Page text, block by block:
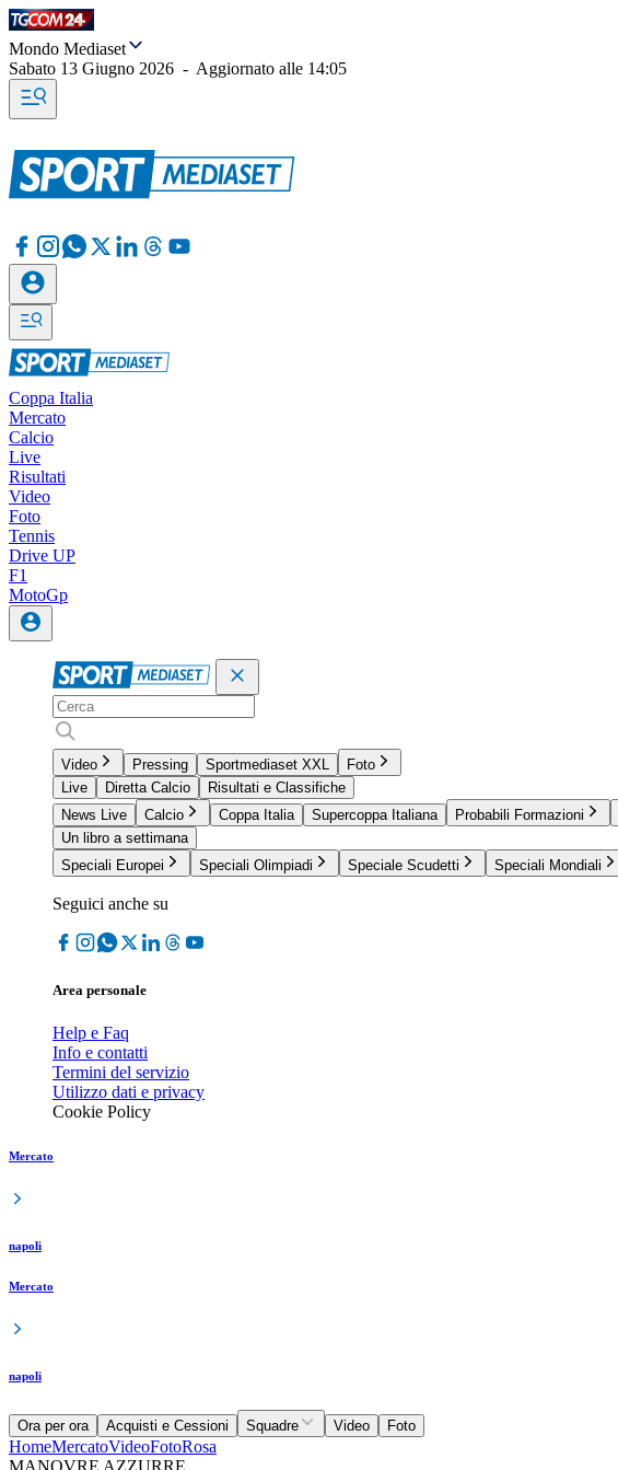
Mondo Mediaset
Sabato 13 Giugno 2026 - Aggiornato alle 14:05
Coppa Italia
Mercato
Calcio
Live
Risultati
Video
Foto
Tennis
Drive UP
F1
MotoGp
Video Pressing Sportmediaset XXL
Foto
Live
Diretta Calcio
Risultati e Classifiche
News Live
Calcio Coppa Italia Supercoppa Italiana Probabili Formazioni
Un libro a settimana
Speciali Europei
Speciali Olimpiadi Speciale Scudetti Speciali Mondiali
Seguici anche su
Area personale
Help e Faq
Info e contatti
Termini del servizio
Utilizzo dati e privacy
Cookie Policy
Mercato
napoli
Mercato
napoli
Ora per ora Acquisti e Cessioni Squadre Video Foto
HomeMercatoVideoFotoRosa